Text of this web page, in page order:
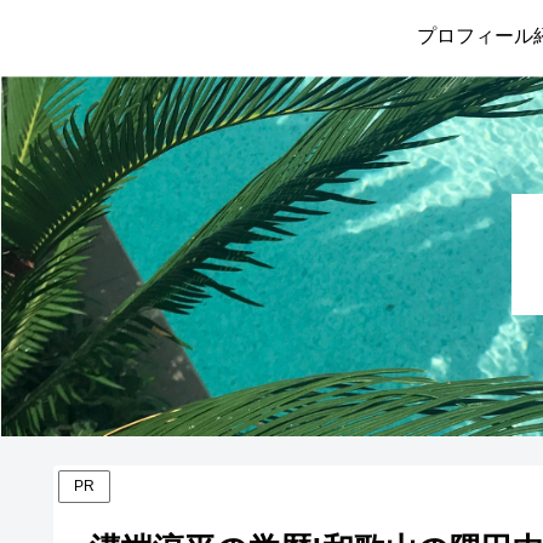
プロフィール
PR